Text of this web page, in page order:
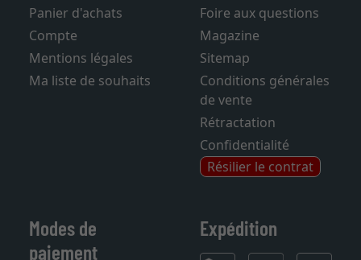
Panier d'achats
Compte
Mentions légales
Ma liste de souhaits
Foire aux questions
Magazine
Sitemap
Conditions générales
de vente
Rétractation
Confidentialité
Résilier le contrat
Modes de
paiement
Expédition